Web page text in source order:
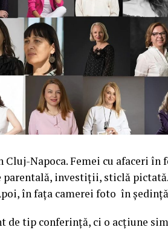
Cluj-Napoca. Femei cu afaceri
investiții, sticlă
în fața camerei foto în
de tip conferință, ci o acțiune